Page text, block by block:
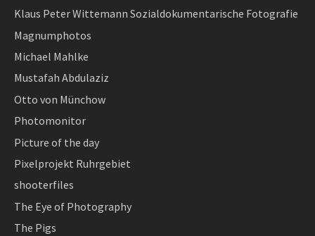
Klaus Peter Wittemann Sozialdokumentarische Fotografie
Magnumphotos
Michael Mahlke
Mustafah Abdulaziz
Otto von Münchow
Photomonitor
Picture of the day
Pixelprojekt Ruhrgebiet
shooterfiles
The Eye of Photography
The Pigs